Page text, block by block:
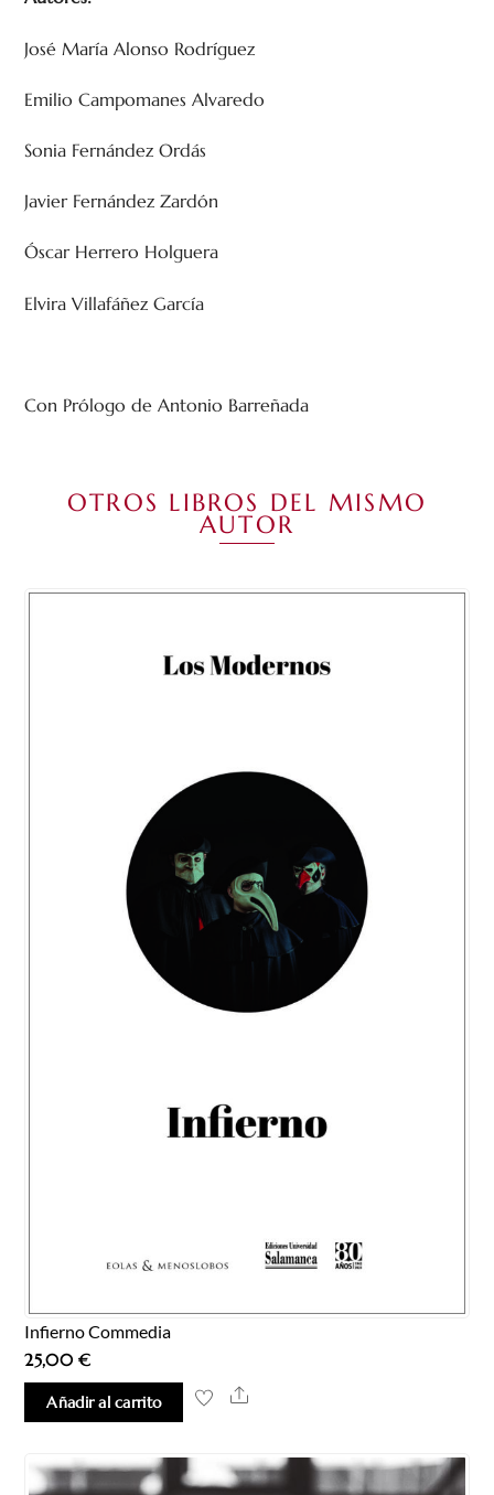
José María Alonso Rodríguez
Emilio Campomanes Alvaredo
Sonia Fernández Ordás
Javier Fernández Zardón
Óscar Herrero Holguera
Elvira Villafáñez García
Con Prólogo de Antonio Barreñada
OTROS LIBROS DEL MISMO
AUTOR
Infierno Commedia
25,00€
Añadir al carrito Share